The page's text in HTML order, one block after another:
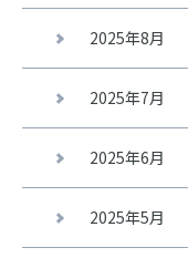
2025年8月
2025年7月
2025年6月
2025年5月